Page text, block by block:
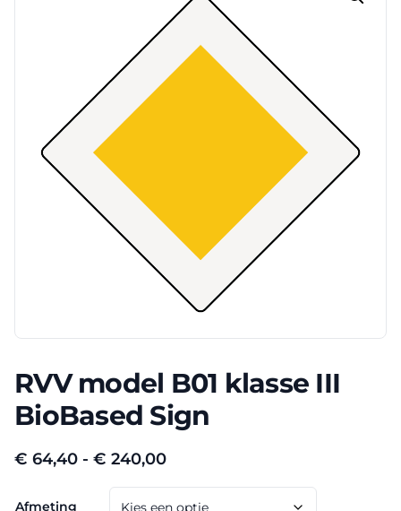
RVV model B01 klasse III
BioBased Sign
€ 64,40 - € 240,00Prijsklasse:
€ 64,40
Afmeting